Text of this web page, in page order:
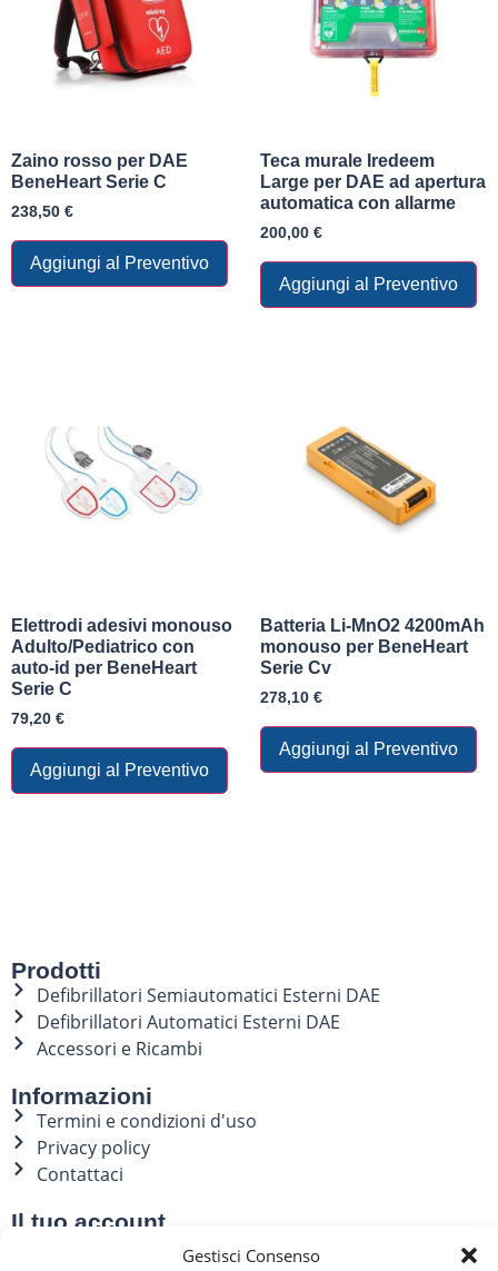
Gestisci Consenso
Zaino rosso per DAE
BeneHeart Serie C
238,50 €
Aggiungi al Preventivo
Teca murale Iredeem
Large per DAE ad apertura
automatica con allarme
200,00 €
Aggiungi al Preventivo
Elettrodi adesivi monouso
Adulto/Pediatrico con
auto-id per BeneHeart
Serie C
79,20 €
Aggiungi al Preventivo
Batteria Li-MnO2 4200mAh
monouso per BeneHeart
Serie Cv
278,10 €
Aggiungi al Preventivo
Prodotti
Defibrillatori Semiautomatici Esterni DAE
Defibrillatori Automatici Esterni DAE
Accessori e Ricambi
Informazioni
Termini e condizioni d'uso
Privacy policy
Contattaci
Il tuo account